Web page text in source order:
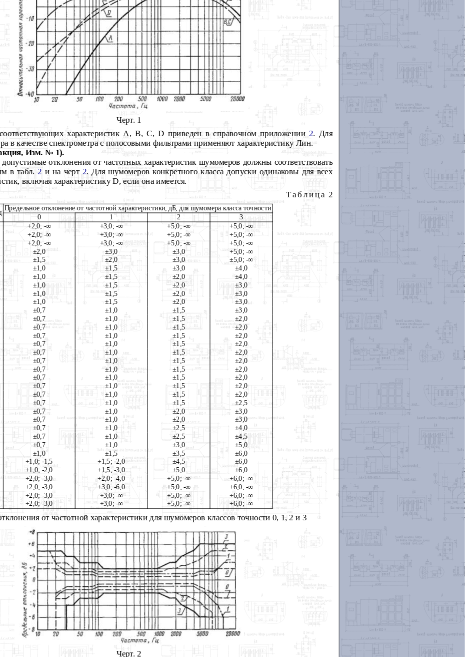
Черт. 1
характеристик A, В, С, D приведен в справочном приложении 2. Для
в качестве спектрометра с полосовыми фильтрами применяют характеристику Лин.
Изм. № 1).
отклонения от частотных характеристик шумомеров должны соответствовать
в табл. 2 и на черт 2. Для шумомеров конкретного класса допуски одинаковы для всех
включая характеристикуD, если она имеется.
Таблица 2
Предельное отклонение от частотной характеристики, дБ, для шумомера класса точности
0
1 2 3
+2,0; -∞ +3,0; -∞ +5,0; -∞
+5,0; -∞
+2,0; -∞ +3,0; -∞ +5,0; -∞ +5,0; -∞
+2,0; -∞ +3,0; -∞ +5,0; -∞
+5,0; -∞
±2,0 ±3,0 ±3,0
+5,0; -∞
±1,5 ±2,0 ±3,0
±5,0; -∞
±1,0 ±1,5 ±3,0 ±4,0
±1,0 ±1,5 ±2,0
±4,0
±1,0 ±1,5 ±2,0
±3,0
±1,0 ±1,5 ±2,0 ±3,0
±1,0 ±1,5 ±2,0
±3,0
±0,7 ±1,0 ±1,5
±3,0
±0,7 ±1,0 ±1,5
±2,0
±0,7 ±1,0 ±1,5 ±2,0
±0,7 ±1,0 ±1,5
±2,0
±0,7 ±1,0 ±1,5
±2,0
±0,7 ±1,0 ±1,5 ±2,0
±0,7 ±1,0 ±1,5
±2,0
±0,7 ±1,0 ±1,5
±2,0
±0,7 ±1,0 ±1,5
±2,0
±0,7 ±1,0 ±1,5 ±2,0
±0,7 ±1,0 ±1,5
±2,0
±0,7 ±1,0 ±1,5
±2,5
±0,7 ±1,0 ±2,0
±3,0
±0,7 ±1,0 ±2,0 ±3,0
±0,7 ±1,0 ±2,5
±4,0
±0,7 ±1,0 ±2,5
±4,5
±0,7 ±1,0 ±3,0
±5,0
±1,0 ±1,5 ±3,5 ±6,0
+1,0; -1,5 +1,5; -2,0 ±4,5
±6,0
+1,0; -2,0 +1,5; -3,0 ±5,0
±6,0
+2,0; -3,0 +2,0; -4,0 +5,0;-∞ +6,0; -∞
+2,0; -3,0 +3,0; -6,0 +5,0; -∞ +6,0; -∞
+2,0; -3,0 +3,0;-∞ +5,0; -∞ +6,0; -∞
+2,0; -3,0 +3,0;-∞ +5,0; -∞ +6,0; -∞
от частотной характеристики для шумомеров классов точности 0, 1, 2 и 3
Черт. 2